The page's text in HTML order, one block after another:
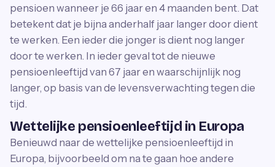
pensioen wanneer je 66 jaar en 4 maanden bent. Dat
betekent dat je bijna anderhalf jaar langer door dient
te werken. Een ieder die jonger is dient nog langer
door te werken. In ieder geval tot de nieuwe
pensioenleeftijd van 67 jaar en waarschijnlijk nog
langer, op basis van de levensverwachting tegen die
tijd.
Wettelijke pensioenleeftijd in Europa
Benieuwd naar de wettelijke pensioenleeftijd in
Europa, bijvoorbeeld om na te gaan hoe andere